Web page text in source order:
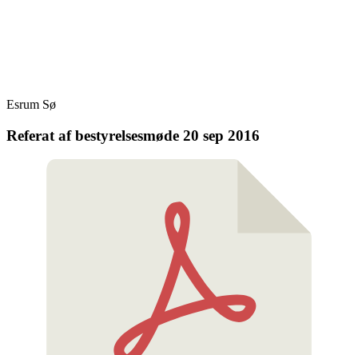
Esrum Sø
Referat af bestyrelsesmøde 20 sep 2016